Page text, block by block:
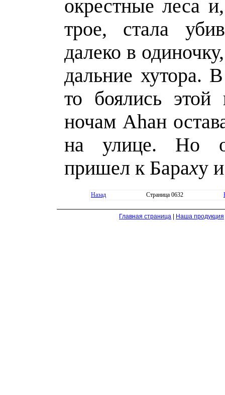
окрестные леса
трое, стала
далеко в
дальние хутора.
то боялись
ночам Аhан
на улице. Но
пришел к Бараху
Назад Страница 0632
Главная страница Наша продукция